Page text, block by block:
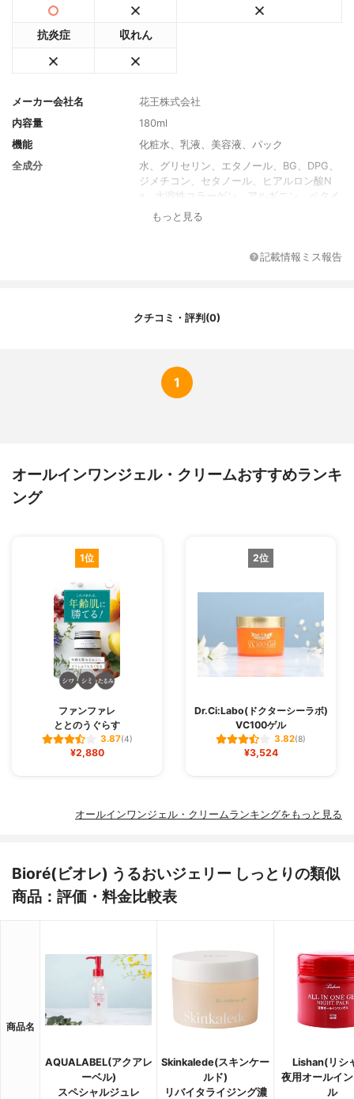
抗炎症 収れん
メーカー会社名
花王株式会社
内容量
180ml
機能
化粧水、乳液、美容液、パック
全成分
水、グリセリン、エタノール、BG、DPG、
ジメチコン、セタノール、ヒアルロン酸N
a、水溶性コラーゲン、アルギニン、ベタイ
ン、キシリトール、セチルPGヒドロキシエ
酸グリセリル、（アクリレーツ／アクリル
もっと見る
記載情報ミス報告
クチコミ・評判(0)
1
オールインワンジェル・クリームおすすめランキ
ング
1位
ファンファレ
ととのうぐらす
3.87(4)
¥2,880
2位
Dr.Ci:Labo(ドクターシーラボ)
VC100ゲル
3.82(8)
¥3,524
オールインワンジェル・クリームランキングをもっと見る
Bioré(ビオレ) うるおいジェリー しっとりの類似
商品：評価・料金比較表
商品名
AQUALABEL(アクアレ
ーベル)
スペシャルジュレ
Skinkalede(スキンケー
ルド)
リバイタライジング濃
Lishan(リシ
夜用オールイ
ル